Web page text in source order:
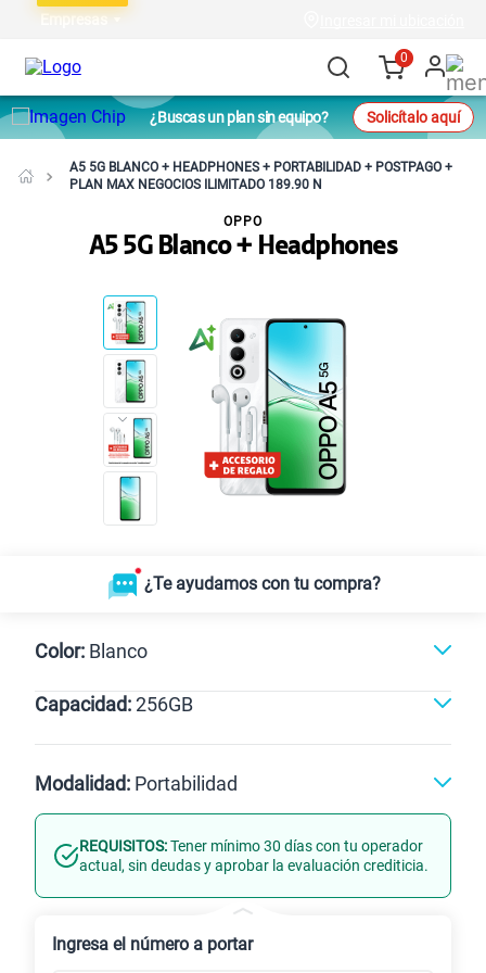
Empresas
0
¿Buscas un plan sin equipo? Solicítalo aquí
A5 5G BLANCO + HEADPHONES + PORTABILIDAD + POSTPAGO +
PLAN MAX NEGOCIOS ILIMITADO 189.90 N
A5 5G Blanco + Headphones
OPPO
¿Te ayudamos con tu compra?
Color: Blanco
Blanco
Capacidad:256GB
256GB
Modalidad: Portabilidad
Línea Nueva Portabilidad
REQUISITOS:Tener mínimo 30 días con tu operador
actual, sin deudas y aprobar la evaluación crediticia.
Ingresa el número a portar